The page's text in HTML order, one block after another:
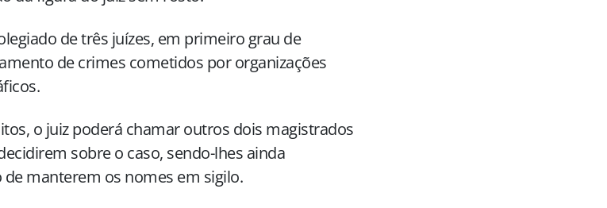
de três juízes, em primeiro grau de
de crimes cometidos por organizações
o juiz poderá chamar outros dois magistrados
sobre o caso, sendo-lhes ainda
manterem os nomes em sigilo.